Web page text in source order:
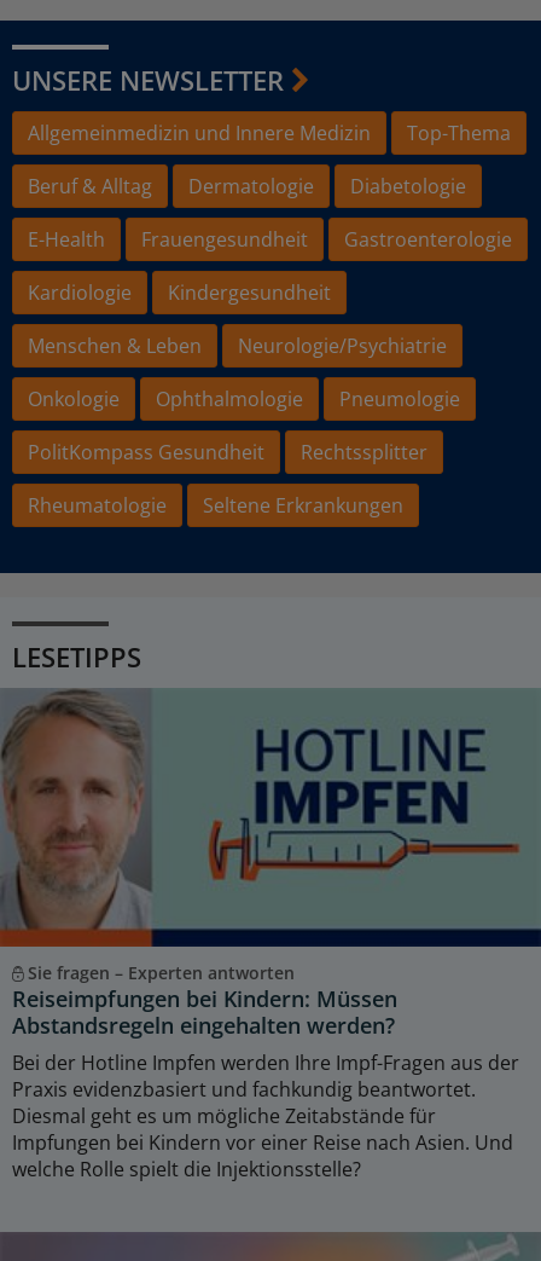
UNSERE NEWSLETTER
Allgemeinmedizin und Innere Medizin
Top-Thema
Beruf & Alltag
Dermatologie
Diabetologie
E-Health
Frauengesundheit
Gastroenterologie
Kardiologie
Kindergesundheit
Menschen & Leben
Neurologie/Psychiatrie
Onkologie
Ophthalmologie
Pneumologie
PolitKompass Gesundheit
Rechtssplitter
Rheumatologie
Seltene Erkrankungen
LESETIPPS
Sie fragen – Experten antworten
Reiseimpfungen bei Kindern: Müssen
Abstandsregeln eingehalten werden?
Bei der Hotline Impfen werden Ihre Impf-Fragen aus der
Praxis evidenzbasiert und fachkundig beantwortet.
Diesmal geht es um mögliche Zeitabstände für
Impfungen bei Kindern vor einer Reise nach Asien. Und
welche Rolle spielt die Injektionsstelle?